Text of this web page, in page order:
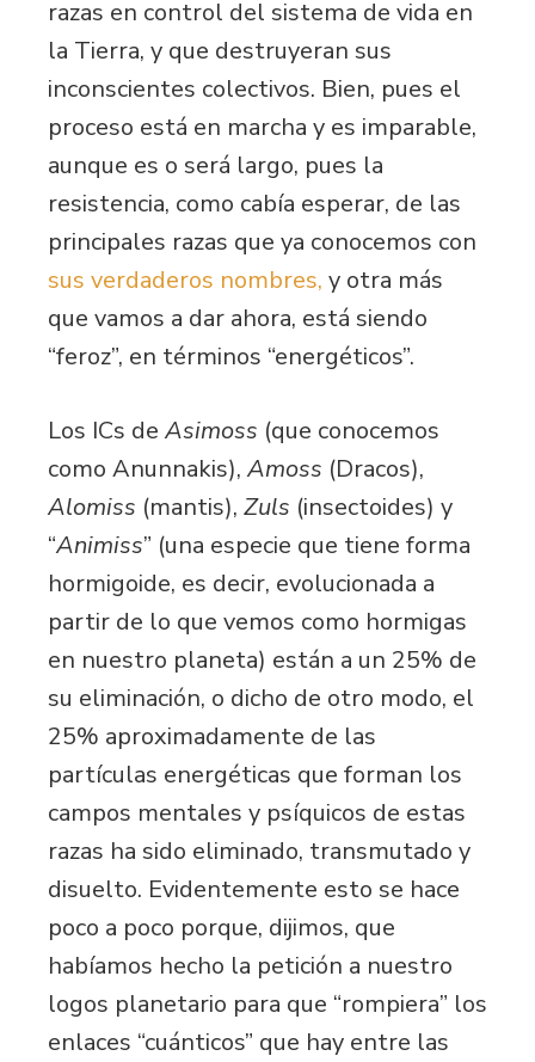
razas en control del sistema de vida en
la Tierra, y que destruyeran sus
inconscientes colectivos. Bien, pues el
proceso está en marcha y es imparable,
aunque es o será largo, pues la
resistencia, como cabía esperar, de las
principales razas que ya conocemos con
sus verdaderos nombres, y otra más
que vamos a dar ahora, está siendo
“feroz”, en términos “energéticos”.
Los ICs deAsimoss (que conocemos
como Anunnakis),Amoss (Dracos),
Alomiss (mantis), Zuls (insectoides) y
“Animiss” (una especie que tiene forma
hormigoide, es decir, evolucionada a
partir de lo que vemos como hormigas
en nuestro planeta) están a un 25% de
su eliminación, o dicho de otro modo, el
25% aproximadamente de las
partículas energéticas que forman los
campos mentales y psíquicos de estas
razas ha sido eliminado, transmutado y
disuelto. Evidentemente esto se hace
poco a poco porque, dijimos, que
habíamos hecho la petición a nuestro
logos planetario para que “rompiera” los
enlaces “cuánticos” que hay entre las